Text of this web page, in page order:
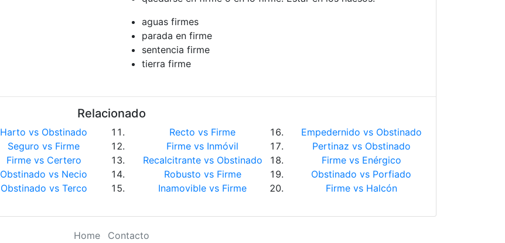
aguas firmes
parada en firme
sentencia firme
tierra firme
Relacionado
Harto vs Obstinado
Seguro vs Firme
Firme vs Certero
Obstinado vs Necio
Obstinado vs Terco
Recto vs Firme
Firme vs Inmóvil
Recalcitrante vs Obstinado
Robusto vs Firme
Inamovible vs Firme
Empedernido vs Obstinado
Pertinaz vs Obstinado
Firme vs Enérgico
Obstinado vs Porfiado
Firme vs Halcón
Home Contacto